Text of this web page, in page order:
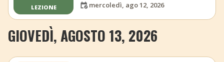
LEZIONE
mercoledì, ago 12, 2026
GIOVEDÌ, AGOSTO 13, 2026